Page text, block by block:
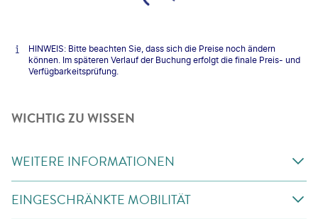
HINWEIS: Bitte beachten Sie, dass sich die Preise noch ändern
können. Im späteren Verlauf der Buchung erfolgt die finale Preis- und
Verfügbarkeitsprüfung.
WICHTIG ZU WISSEN
WEITERE INFORMATIONEN
EINGESCHRÄNKTE MOBILITÄT